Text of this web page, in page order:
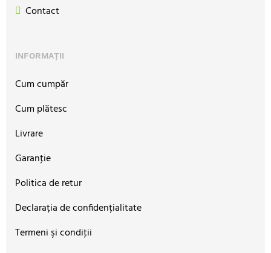
Contact
INFORMAȚII
Cum cumpăr
Cum plătesc
Livrare
Garanţie
Politica de retur
Declarația de confidențialitate
Termeni şi condiţii